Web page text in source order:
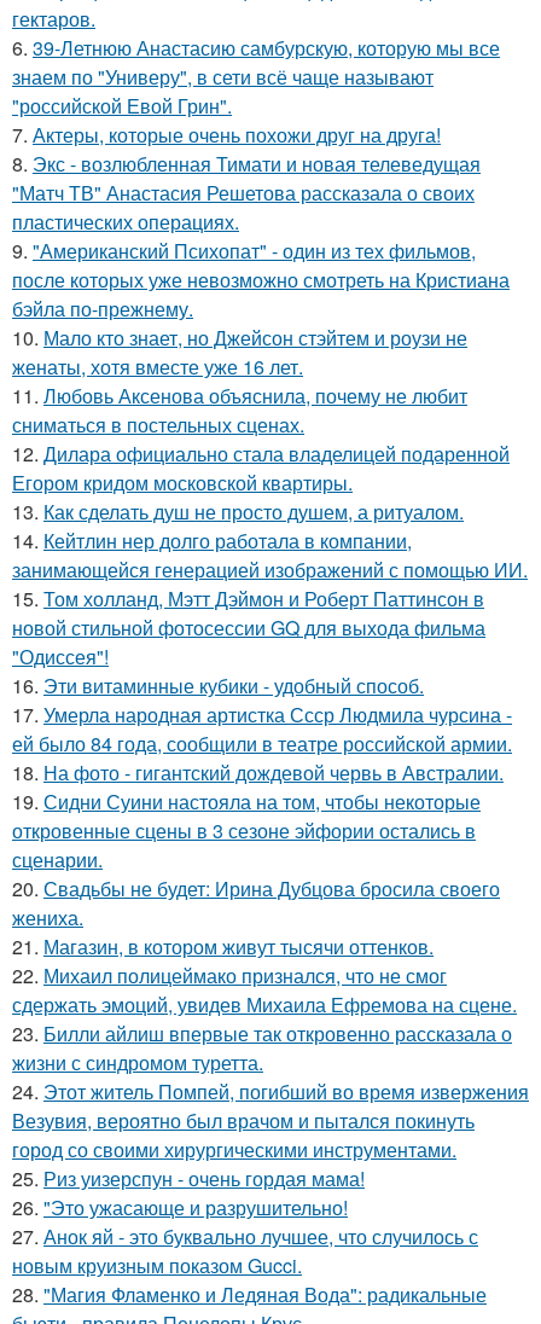
гектаров.
6. 39-Летнюю Анастасию самбурскую, которую мы все
знаем по "Универу", в сети всё чаще называют
"российской Евой Грин".
7. Актеры, которые очень похожи друг на друга!
8. Экс - возлюбленная Тимати и новая телеведущая
"Матч ТВ" Анастасия Решетова рассказала о своих
пластических операциях.
9. "Американский Психопат" - один из тех фильмов,
после которых уже невозможно смотреть на Кристиана
бэйла по-прежнему.
10. Мало кто знает, но Джейсон стэйтем и роузи не
женаты, хотя вместе уже 16 лет.
11. Любовь Аксенова объяснила, почему не любит
сниматься в постельных сценах.
12. Дилара официально стала владелицей подаренной
Егором кридом московской квартиры.
13. Как сделать душ не просто душем, а ритуалом.
14. Кейтлин нер долго работала в компании,
занимающейся генерацией изображений с помощью ИИ.
15. Том холланд, Мэтт Дэймон и Роберт Паттинсон в
новой стильной фотосессии GQ для выхода фильма
"Одиссея"!
16. Эти витаминные кубики - удобный способ.
17. Умерла народная артистка Ссср Людмила чурсина -
ей было 84 года, сообщили в театре российской армии.
18. На фото - гигантский дождевой червь в Австралии.
19. Сидни Суини настояла на том, чтобы некоторые
откровенные сцены в 3 сезоне эйфории остались в
сценарии.
20. Свадьбы не будет: Ирина Дубцова бросила своего
жениха.
21. Магазин, в котором живут тысячи оттенков.
22. Михаил полицеймако признался, что не смог
сдержать эмоций, увидев Михаила Ефремова на сцене.
23. Билли айлиш впервые так откровенно рассказала о
жизни с синдромом туретта.
24. Этот житель Помпей, погибший во время извержения
Везувия, вероятно был врачом и пытался покинуть
город со своими хирургическими инструментами.
25. Риз уизерспун - очень гордая мама!
26. "Это ужасающе и разрушительно!
27. Анок яй - это буквально лучшее, что случилось с
новым круизным показом Gucci.
28. "Магия Фламенко и Ледяная Вода": радикальные